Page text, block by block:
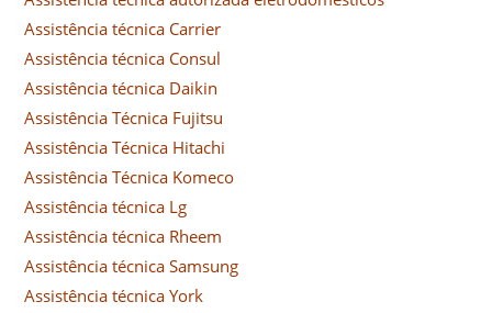
Assistência técnica Carrier
Assistência técnica Consul
Assistência técnica Daikin
Assistência Técnica Fujitsu
Assistência Técnica Hitachi
Assistência Técnica Komeco
Assistência técnica Lg
Assistência técnica Rheem
Assistência técnica Samsung
Assistência técnica York